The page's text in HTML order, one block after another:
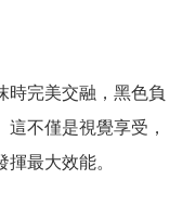
時完美交融，黑色負
不僅是視覺享受，
最大效能。